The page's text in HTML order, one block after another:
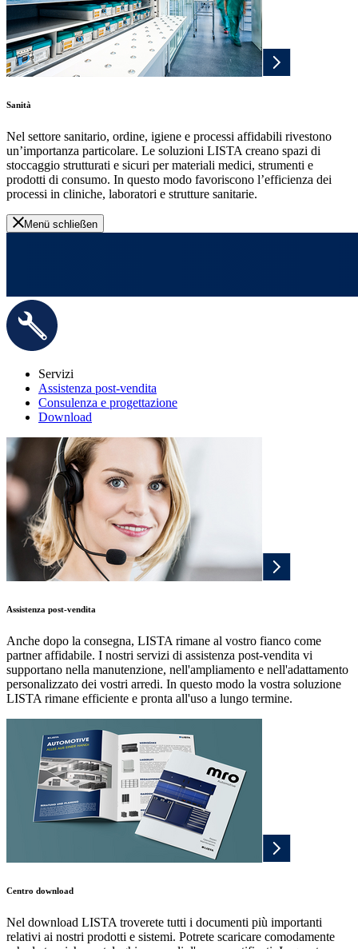
Sanità
Nel settore sanitario, ordine, igiene e processi affidabili rivestono
un’importanza particolare. Le soluzioni LISTA creano spazi di
stoccaggio strutturati e sicuri per materiali medici, strumenti e
prodotti di consumo. In questo modo favoriscono l’efficienza dei
processi in cliniche, laboratori e strutture sanitarie.
Menü schließen
Servizi
Assistenza post-vendita
Consulenza e progettazione
Download
Assistenza post-vendita
Anche dopo la consegna, LISTA rimane al vostro fianco come
partner affidabile. I nostri servizi di assistenza post-vendita vi
supportano nella manutenzione, nell'ampliamento e nell'adattamento
personalizzato dei vostri arredi. In questo modo la vostra soluzione
LISTA rimane efficiente e pronta all'uso a lungo termine.
Centro download
Nel download LISTA troverete tutti i documenti più importanti
relativi ai nostri prodotti e sistemi. Potrete scaricare comodamente